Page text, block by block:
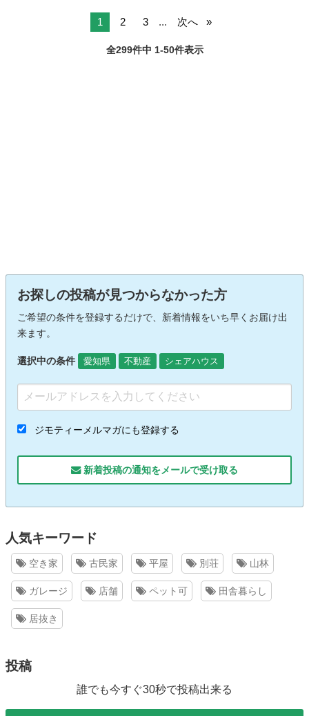
1 2 3 ... 次へ
全299件中 1-50件表示
お探しの投稿が見つからなかった方
ご希望の条件を登録するだけで、新着情報をいち早くお届け出
来ます。
選択中の条件 愛知県 不動産 シェアハウス
ジモティーメルマガにも登録する
新着投稿の通知をメールで受け取る
人気キーワード
空き家 古民家 平屋 別荘 山林
ガレージ 店舗 ペット可 田舎暮らし
居抜き
投稿
誰でも今すぐ30秒で投稿出来る